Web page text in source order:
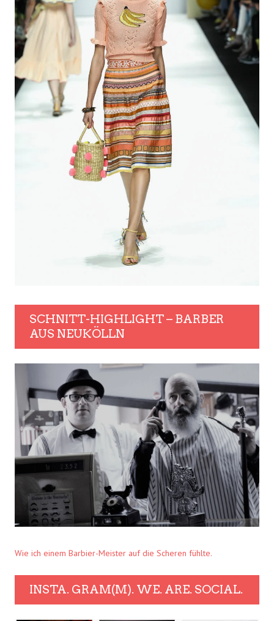
SCHNITT-HIGHLIGHT – BARBER
AUS NEUKÖLLN
Wie ich einem Barbier-Meister auf die Scheren fühlte.
INSTA. GRAM(M). WE. ARE. SOCIAL.